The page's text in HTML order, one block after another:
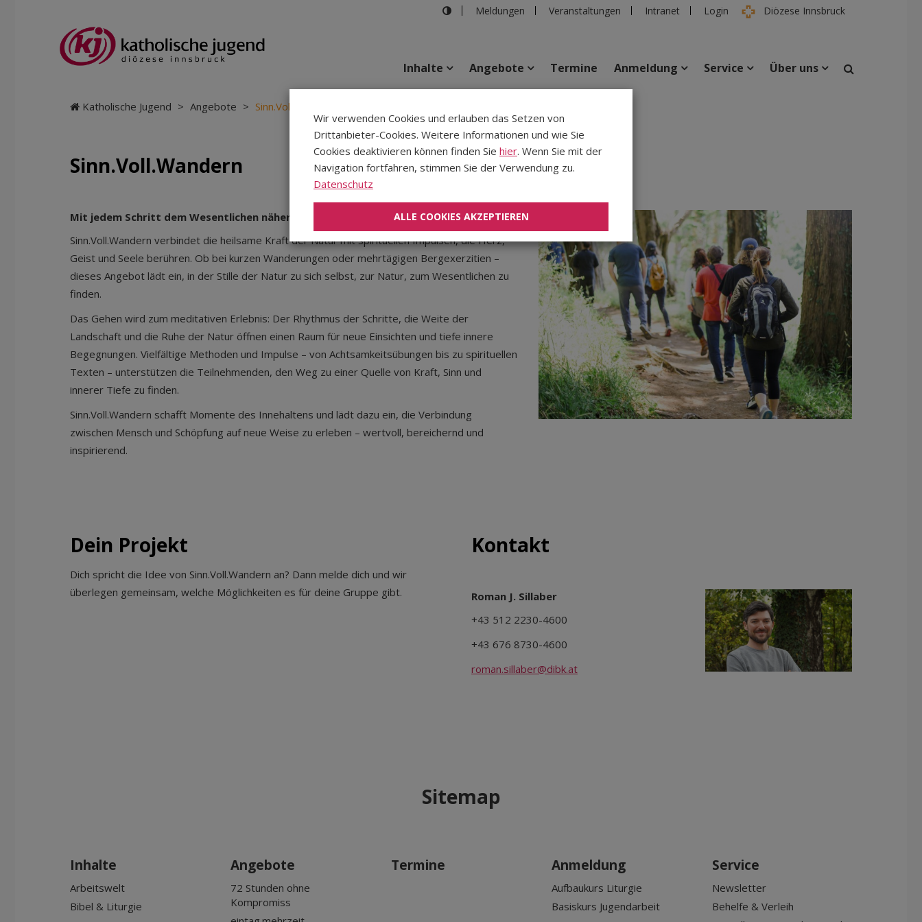
Meldungen Veranstaltungen Intranet Login Diözese Innsbruck
Inhalte Angebote Termine Anmeldung Service Über uns
Katholische Jugend > Angebote > Sinn.Voll.Wandern
Sinn.Voll.Wandern
Mit jedem Schritt dem Wesentlichen näherkommen
Sinn.Voll.Wandern verbindet die heilsame Kraft der Natur mit spirituellen Impulsen, die Herz,
Geist und Seele berühren. Ob bei kurzen Wanderungen oder mehrtägigen Bergexerzitien –
dieses Angebot lädt ein, in der Stille der Natur zu sich selbst, zur Natur, zum Wesentlichen zu
finden.
Das Gehen wird zum meditativen Erlebnis: Der Rhythmus der Schritte, die Weite der
Landschaft und die Ruhe der Natur öffnen einen Raum für neue Einsichten und tiefe innere
Begegnungen. Vielfältige Methoden und Impulse – von Achtsamkeitsübungen bis zu spirituellen
Texten – unterstützen die Teilnehmenden, den Weg zu einer Quelle von Kraft, Sinn und
innerer Tiefe zu finden.
Sinn.Voll.Wandern schafft Momente des Innehaltens und lädt dazu ein, die Verbindung
zwischen Mensch und Schöpfung auf neue Weise zu erleben – wertvoll, bereichernd und
inspirierend.
Dein Projekt
Dich spricht die Idee von Sinn.Voll.Wandern an? Dann melde dich und wir
überlegen gemeinsam, welche Möglichkeiten es für deine Gruppe gibt.
Kontakt
Roman J. Sillaber
+43 512 2230-4600
+43 676 8730-4600
roman.sillaber@dibk.at
Sitemap
Inhalte
Arbeitswelt
Bibel & Liturgie
Angebote
72 Stunden ohne
Kompromiss
Termine Anmeldung
Aufbaukurs Liturgie
Basiskurs Jugendarbeit
Service
Newsletter
Behelfe & Verleih
Wir verwenden Cookies und erlauben das Setzen von
Drittanbieter-Cookies. Weitere Informationen und wie Sie
Cookies deaktivieren können finden Sie hier. Wenn Sie mit der
Navigation fortfahren, stimmen Sie der Verwendung zu.
Datenschutz
ALLE COOKIES AKZEPTIEREN